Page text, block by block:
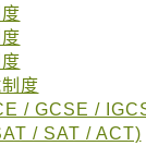
度
/ GCSE /
/ SAT / ACT)